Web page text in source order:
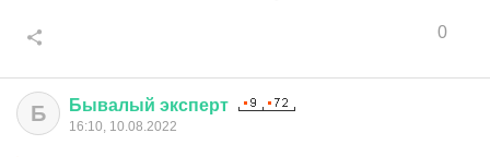
0
Б Бывалый эксперт
16:10, 10.08.2022